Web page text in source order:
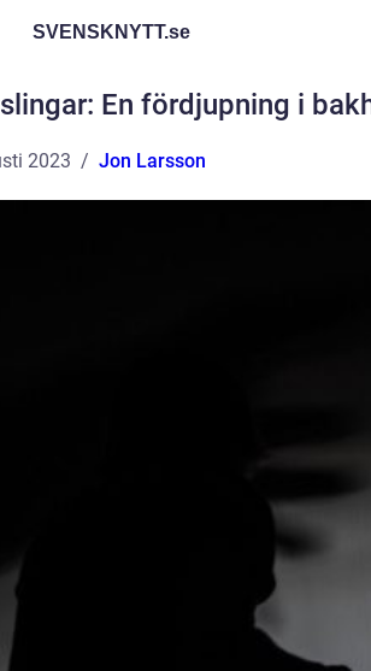
SVENSKNYTT.se
En fördjupning i
2023 Jon Larsson